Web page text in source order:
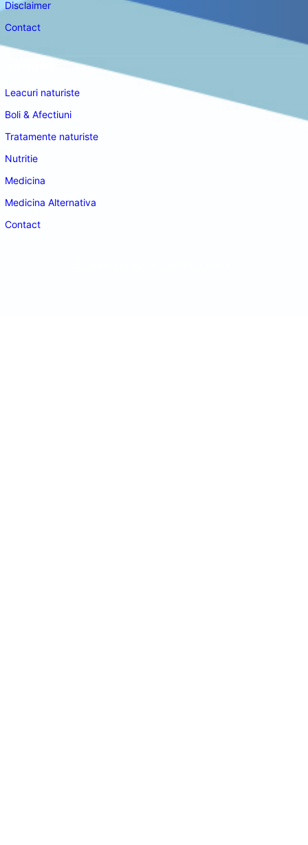
Disclaimer
Contact
Leacuri naturiste
Boli & Afectiuni
Tratamente naturiste
Nutritie
Medicina
Medicina Alternativa
Contact